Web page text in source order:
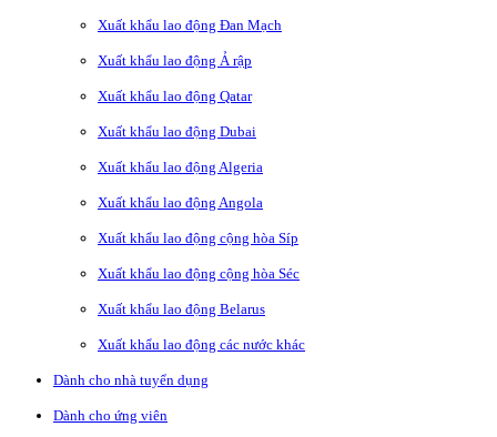
Xuất khẩu lao động Đan Mạch
Xuất khẩu lao động Ả rập
Xuất khẩu lao động Qatar
Xuất khẩu lao động Dubai
Xuất khẩu lao động Algeria
Xuất khẩu lao động Angola
Xuất khẩu lao động cộng hòa Síp
Xuất khẩu lao động cộng hòa Séc
Xuất khẩu lao động Belarus
Xuất khẩu lao động các nước khác
Dành cho nhà tuyển dụng
Dành cho ứng viên